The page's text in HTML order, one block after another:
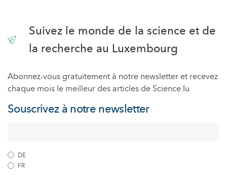
Suivez le monde de la science et de
la recherche au Luxembourg
Abonnez-vous gratuitement à notre newsletter et recevez
chaque mois le meilleur des articles de Science.lu
Souscrivez à notre newsletter
DE
FR